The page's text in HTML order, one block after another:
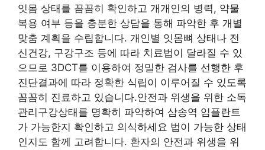
잇몸 상태를 꼼꼼히 확인하고 개개인의 병력, 약물
복용 여부 등을 충분한 상담을 통해 파악한 후 개별
맞춤 계획을 수립합니다. 개인별 잇몸뼈 상태나 전
신건강, 구강구조 등에 따라 치료법이 달라질 수 있
으므로 3DCT를 이용하여 정밀한 검사를 선행한 후
진단결과에 따라 정확한 식립이 이루어질 수 있도록
꼼꼼히 진료하고 있습니다.안전과 위생을 위한 소독
관리구강상태를 명확히 파악하여 삼송역 임플란트
가 가능한지 확인하고 의식하세요 법이 가능한 상태
인지도 함께 고려합니다. 환자의 안전과 위생을 위